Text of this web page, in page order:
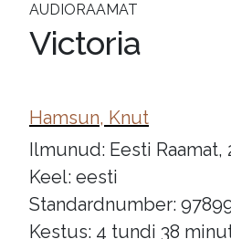
AUDIORAAMAT
Victoria
Hamsun, Knut
Ilmunud: Eesti Raamat,
Keel: eesti
Standardnumber:
Kestus: 4 tundi 38